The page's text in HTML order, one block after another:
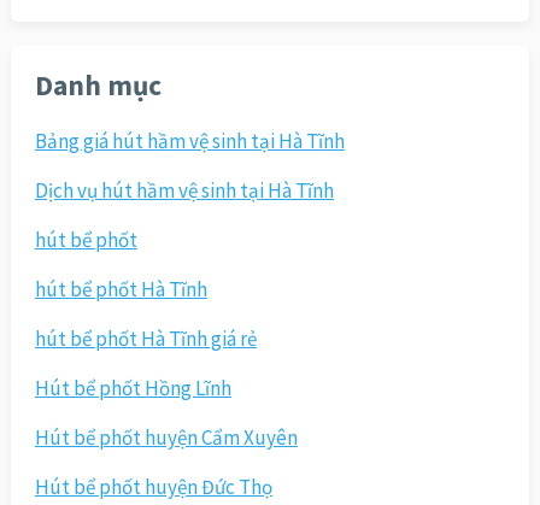
Danh mục
Bảng giá hút hầm vệ sinh tại Hà Tĩnh
Dịch vụ hút hầm vệ sinh tại Hà Tĩnh
hút bể phốt
hút bể phốt Hà Tĩnh
hút bể phốt Hà Tĩnh giá rẻ
Hút bể phốt Hồng Lĩnh
Hút bể phốt huyện Cẩm Xuyên
Hút bể phốt huyện Đức Thọ